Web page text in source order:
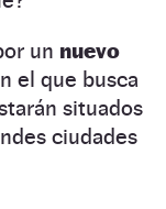
un nuevo
el que busca
situados
ciudades